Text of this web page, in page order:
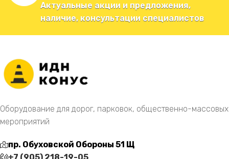
Актуальные акции и предложения,
наличие, консультации специалистов
Оборудование для дорог, парковок, общественно-массовых
мероприятий
пр. Обуховской Обороны 51 Щ